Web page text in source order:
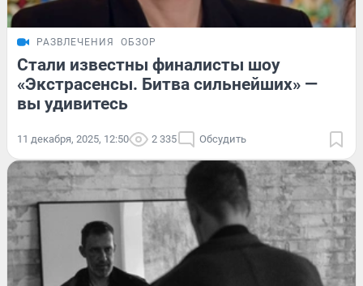
РАЗВЛЕЧЕНИЯ ОБЗОР
Стали известны финалисты шоу
«Экстрасенсы. Битва сильнейших» —
вы удивитесь
11 декабря, 2025, 12:50 2 335 Обсудить